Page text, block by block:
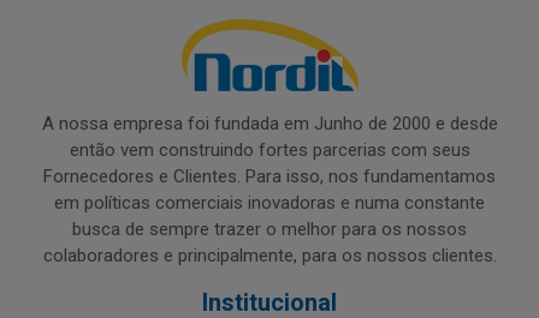
A nossa empresa foi fundada em Junho de 2000 e desde
então vem construindo fortes parcerias com seus
Fornecedores e Clientes. Para isso, nos fundamentamos
em políticas comerciais inovadoras e numa constante
busca de sempre trazer o melhor para os nossos
colaboradores e principalmente, para os nossos clientes.
Institucional